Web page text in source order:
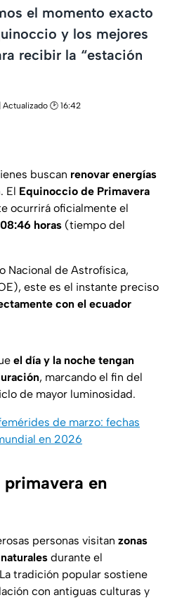
el momento exacto
y los mejores
recibir la “estación
| Actualizado 🕑 16:42
buscan renovar energías
El Equinoccio de Primavera
ocurrirá oficialmente el
horas (tiempo del
Nacional de Astrofísica,
este es el instante preciso
con el ecuador
el día y la noche tengan
, marcando el fin del
de mayor luminosidad.
de marzo: fechas
en 2026
en
personas visitan zonas
durante el
tradición popular sostiene
con antiguas culturas y